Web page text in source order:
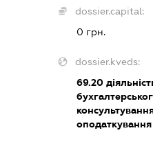
dossier.capital:
0 грн.
dossier.kveds:
69.20
оподаткування